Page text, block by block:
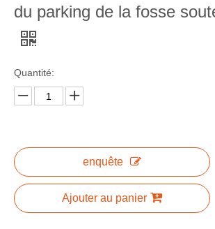
du parking de la fosse
Quantité:
enquête
Ajouter au panier